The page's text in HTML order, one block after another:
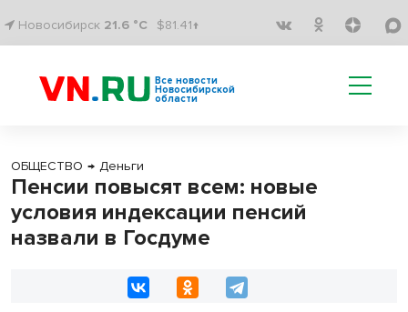
Новосибирск 21.6 °C $81.41↑
Все новости
Новосибирской
области
ОБЩЕСТВО → Деньги
Пенсии повысят всем: новые
условия индексации пенсий
назвали в Госдуме